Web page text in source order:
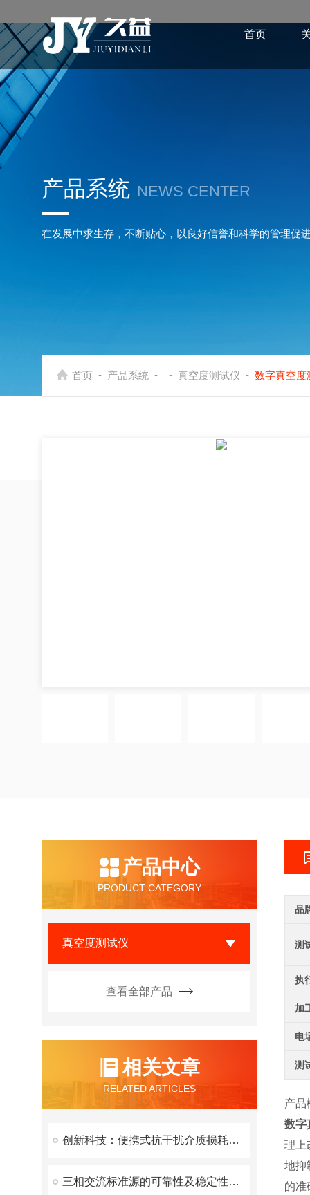
首页
产品系统 NEWS CENTER
在发展中求生存，不断贴心，以良好信誉和科学的管理促
首页 - 产品系统 - - 真空度测试仪 - 数字真空度
产品中心
PRODUCT CATEGORY
真空度测试仪
查看全部产品
相关文章
RELATED ARTICLES
创新科技：便携式抗干扰介质损耗测试仪，现场检测无忧
三相交流标准源的可靠性及稳定性研究
品
测
执
加
电
测
产品
数字
理上
地抑
的准